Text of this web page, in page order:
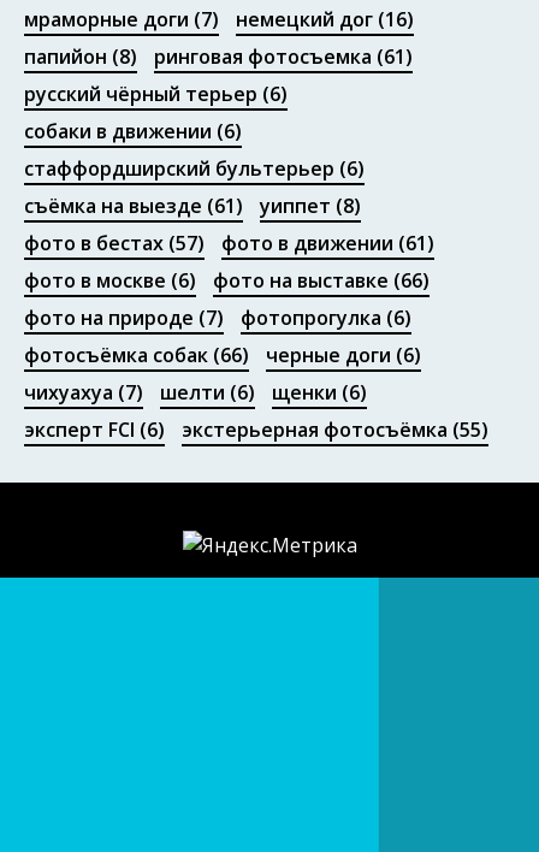
мраморные доги (7) немецкий дог (16)
папийон (8) ринговая фотосъемка (61)
русский чёрный терьер (6)
собаки в движении (6)
стаффордширский бультерьер (6)
съёмка на выезде (61) уиппет (8)
фото в бестах (57) фото в движении (61)
фото в москве (6) фото на выставке (66)
фото на природе (7) фотопрогулка (6)
фотосъёмка собак (66) черные доги (6)
чихуахуа (7) шелти (6) щенки (6)
эксперт FCI (6) экстерьерная фотосъёмка (55)